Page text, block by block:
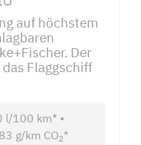
auf höchstem
Der
Flaggschiff
l/100 km* •
g/km CO2*